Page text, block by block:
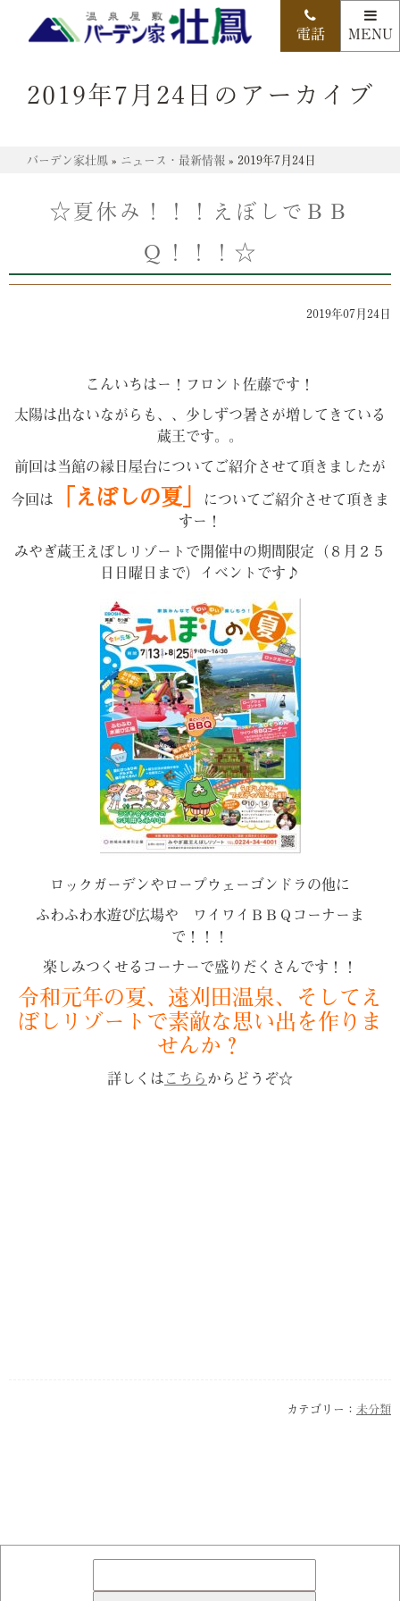
2019年7月24日のアーカイブ
バーデン家壮鳳 » ニュース・最新情報 » 2019年7月24日
☆夏休み！！！えぼしでＢＢ
Ｑ！！！☆
2019年07月24日
こんいちはー！フロント佐藤です！
太陽は出ないながらも、、少しずつ暑さが増してきている
蔵王です。。
前回は当館の縁日屋台についてご紹介させて頂きましたが
今回は
「えぼしの夏」
についてご紹介させて頂きま
すー！
みやぎ蔵王えぼしリゾートで開催中の期間限定（８月２５
日日曜日まで）イベントです♪
ロックガーデンやロープウェーゴンドラの他に
ふわふわ水遊び広場や ワイワイＢＢＱコーナーま
で！！！
楽しみつくせるコーナーで盛りだくさんです！！
令和元年の夏、遠刈田温泉、そしてえ
ぼしリゾートで素敵な思い出を作りま
せんか？
詳しくはこちらからどうぞ☆
カテゴリー： 未分類